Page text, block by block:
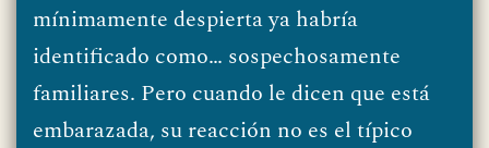
mínimamente despierta ya habría
identificado como… sospechosamente
familiares. Pero cuando le dicen que está
embarazada, su reacción no es el típico